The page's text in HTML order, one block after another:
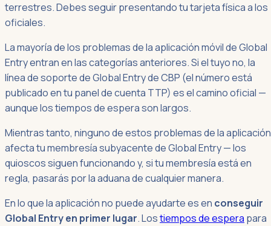
terrestres. Debes seguir presentando tu tarjeta física a los
oficiales.
La mayoría de los problemas de la aplicación móvil de Global
Entry entran en las categorías anteriores. Si el tuyo no, la
línea de soporte de Global Entry de CBP (el número está
publicado en tu panel de cuenta TTP) es el camino oficial —
aunque los tiempos de espera son largos.
Mientras tanto, ninguno de estos problemas de la aplicación
afecta tu membresía subyacente de Global Entry — los
quioscos siguen funcionando y, si tu membresía está en
regla, pasarás por la aduana de cualquier manera.
En lo que la aplicación no puede ayudarte es en conseguir
Global Entry en primer lugar. Lostiempos de espera para